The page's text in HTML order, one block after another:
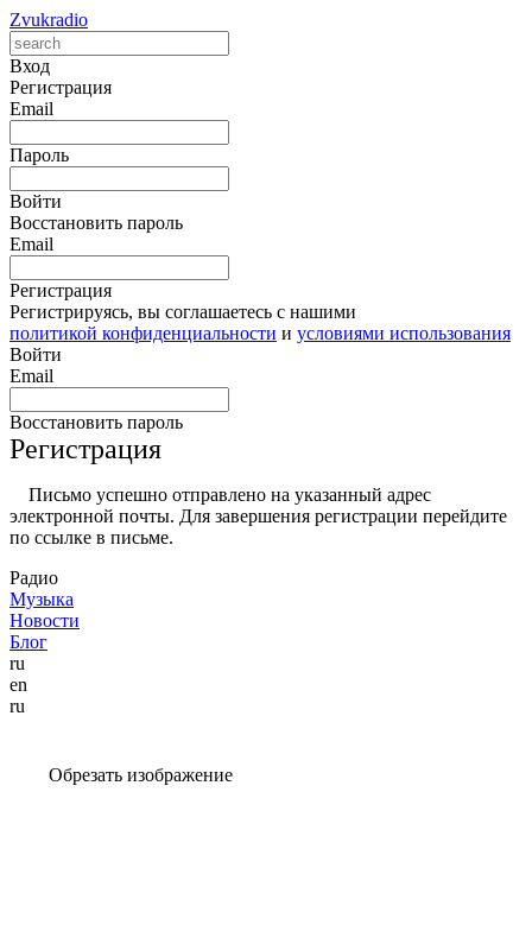
Zvukradio
Вход
Регистрация
Email
Пароль
Войти
Восстановить пароль
Email
Регистрация
Регистрируясь, вы соглашаетесь с нашими
политикой конфиденциальности и условиями использования
Войти
Email
Восстановить пароль
Регистрация
Письмо успешно отправлено на указанный адрес
электронной почты. Для завершения регистрации перейдите
по ссылке в письме.
Радио
Музыка
Новости
Блог
ru
en
ru
Обрезать изображение